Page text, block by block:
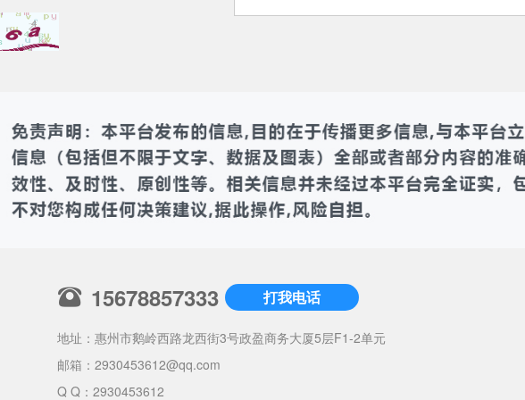
15678857333 打我电话
地址：惠州市鹅岭西路龙西街3号政盈商务大厦5层F1-2单元
邮箱： 2930453612@qq.com
Q Q：2930453612